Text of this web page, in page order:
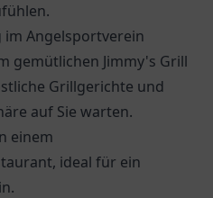
im Angelsportverein
gemütlichen Jimmy's Grill
Grillgerichte und
auf Sie warten.
einem
ideal für ein